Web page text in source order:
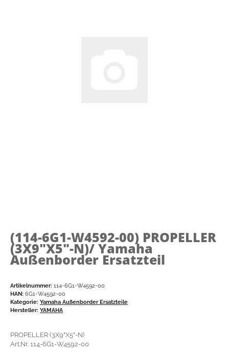
(114-6G1-W4592-00) PROPELLER
(3X9"X5"-N)/ Yamaha
Außenborder Ersatzteil
Artikelnummer: 114-6G1-W4592-00
HAN: 6G1-W4592-00
Kategorie: Yamaha Außenborder Ersatzteile
Hersteller: YAMAHA
PROPELLER (3X9"X5"-N)
Art.Nr. 114-6G1-W4592-00